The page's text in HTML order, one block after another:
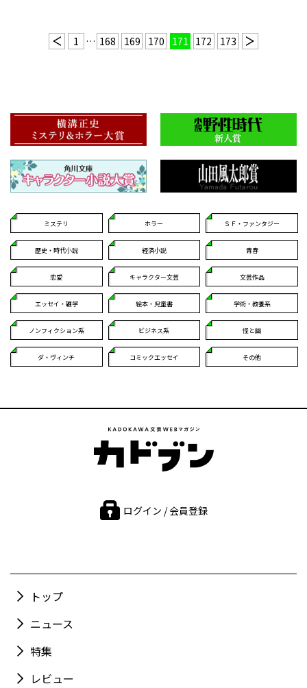
1 … 168 169 170 171 172 173
ミステリ ホラー ＳＦ・ファンタジー
歴史・時代小説 経済小説 青春
恋愛 キャラクター文芸 文芸作品
エッセイ・雑学 絵本・児童書 学術・教養系
ノンフィクション系 ビジネス系 怪と幽
ダ・ヴィンチ コミックエッセイ その他
ログイン / 会員登録
トップ
ニュース
特集
レビュー